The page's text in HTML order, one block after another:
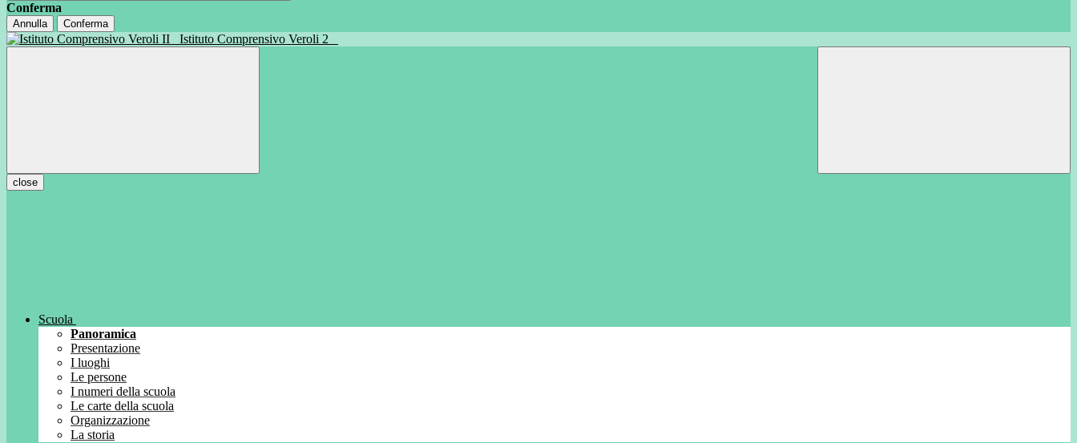
Conferma
Annulla Conferma
Istituto Comprensivo Veroli 2
close
Scuola
Panoramica
Presentazione
I luoghi
Le persone
I numeri della scuola
Le carte della scuola
Organizzazione
La storia